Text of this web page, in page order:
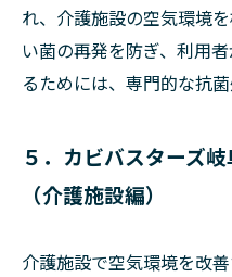
れ、介護施設の空気環境
い菌の再発を防ぎ、利用
るためには、専門的な抗
５．カビバスターズ
（介護施設編）
介護施設で空気環境を改